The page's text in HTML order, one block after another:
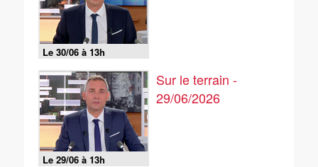
Le 30/06 à 13h
Le 29/06 à 13h
Sur le terrain -
29/06/2026